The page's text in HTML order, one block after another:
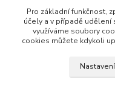
info@bomedental.eu
Pro základní funkčnost,
účely a v případě
využíváme soubory
cookies můžete kdykoli
Nastavení